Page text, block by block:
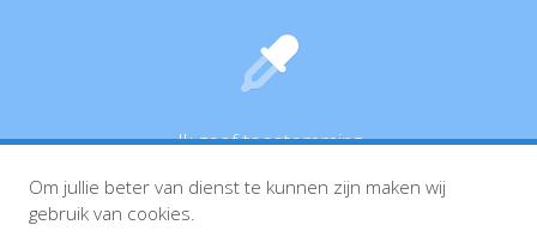
Ik geef toestemming
Om jullie beter van dienst te kunnen zijn maken wij
gebruik van cookies.